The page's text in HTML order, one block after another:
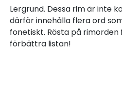
Lergrund. Dessa rim är inte
därför innehålla flera ord
fonetiskt. Rösta på
förbättra listan!